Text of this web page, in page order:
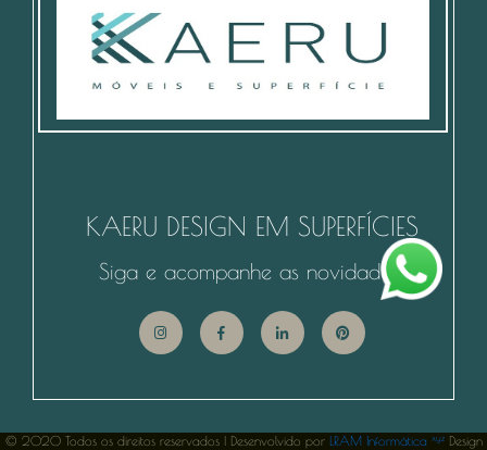
KAERU DESIGN EM SUPERFÍCIES
Siga e acompanhe as novidades!
© 2020 Todos os direitos reservados | Desenvolvido por LRAM Informática xyzDesign